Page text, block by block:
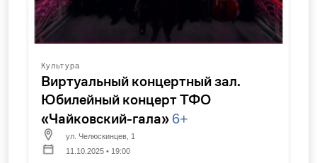
Культура
Виртуальный концертный зал.
Юбилейный концерт ТФО
«Чайковский-гала» 6+
ул. Челюскинцев, 1
11.10.2025 • 19:00